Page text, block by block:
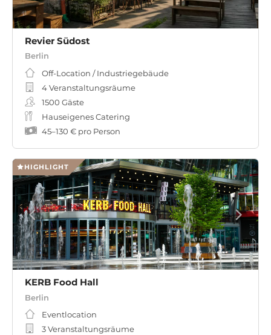
Revier Südost
Berlin
Off-Location / Industriegebäude
4 Veranstaltungsräume
1500 Gäste
Hauseigenes Catering
45–130 € pro Person
HIGHLIGHT
KERB Food Hall
Berlin
Eventlocation
3 Veranstaltungsräume